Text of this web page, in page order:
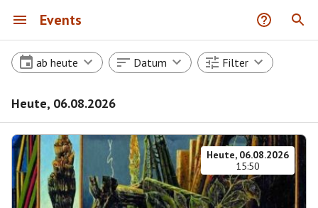
Events
ab heute Datum Filter
Heute, 06.08.2026
Heute, 06.08.2026
15:50